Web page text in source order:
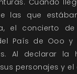
Cuando
las que
el concierto
País de Ooo
Al declarar la
personajes y